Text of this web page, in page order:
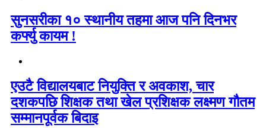
सुनसरीका १० स्थानीय तहमा आज पनि दिनभर
कर्फ्यु कायम !
एउटै विद्यालयबाट नियुक्ति र अवकाश, चार
दशकपछि शिक्षक तथा खेल प्रशिक्षक लक्ष्मण गौतम
सम्मानपूर्वक बिदाइ